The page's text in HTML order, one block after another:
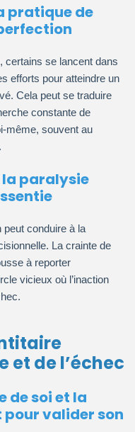
pratique de
certains se lancent dans
efforts pour atteindre un
Cela peut se traduire
constante de
même, souvent au
paralysie
peut conduire à la
La crainte de
à reporter
vicieux où l’inaction
et de l’échec
de soi et la
valider son